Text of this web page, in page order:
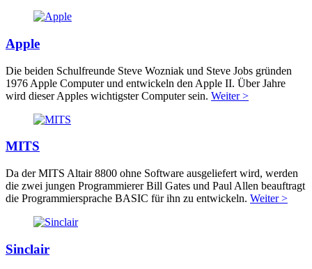
Apple
Die beiden Schulfreunde Steve Wozniak und Steve Jobs gründen
1976 Apple Computer und entwickeln den Apple II. Über Jahre
wird dieser Apples wichtigster Computer sein. Weiter >
MITS
Da der MITS Altair 8800 ohne Software ausgeliefert wird, werden
die zwei jungen Programmierer Bill Gates und Paul Allen beauftragt
die Programmiersprache BASIC für ihn zu entwickeln. Weiter >
Sinclair